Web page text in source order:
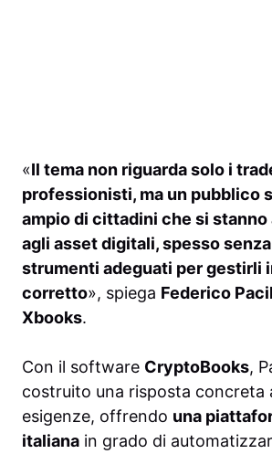
«Il tema non riguarda solo i
professionisti, ma un pubblico
ampio di cittadini che si
agli asset digitali, spesso
strumenti adeguati per gestirli
corretto», spiega Federico
Xbooks.
Con il software CryptoBooks,
costruito una risposta concreta
esigenze, offrendo una
italiana in grado di